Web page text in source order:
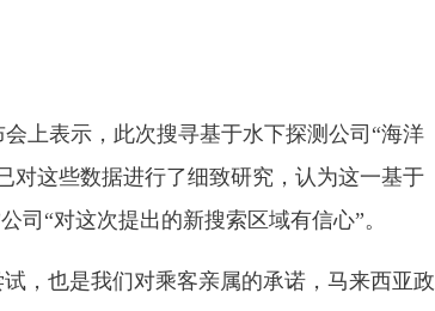
表示，此次搜寻基于水下探测公司“海洋
对这些数据进行了细致研究，认为这一基于
司“对这次提出的新搜索区域有信心”。
也是我们对乘客亲属的承诺，马来西亚政